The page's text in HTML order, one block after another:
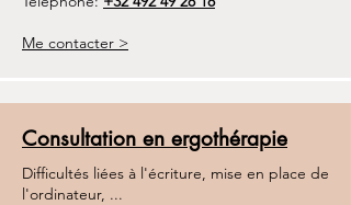
Me contacter >
Consultation en ergothérapie
Difficultés liées à l'écriture, mise en place de
l'ordinateur, ...